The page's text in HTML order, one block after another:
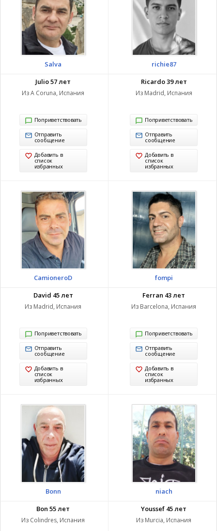
Salva
Julio 57 лет
Из A Coruna, Испания
Поприветствовать
Отправить
сообщение
Добавить в
список
избранных
richie87
Ricardo 39 лет
Из Madrid, Испания
Поприветствовать
Отправить
сообщение
Добавить в
список
избранных
CamioneroD
David 45 лет
Из Madrid, Испания
Поприветствовать
Отправить
сообщение
Добавить в
список
избранных
fompi
Ferran 43 лет
Из Barcelona, Испания
Поприветствовать
Отправить
сообщение
Добавить в
список
избранных
Bonn
Bon 55 лет
Из Colindres, Испания
niach
Youssef 45 лет
Из Murcia, Испания